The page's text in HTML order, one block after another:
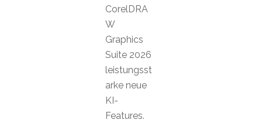
CorelDRA
W
Graphics
Suite 2026
leistungsst
arke neue
KI-
Features.